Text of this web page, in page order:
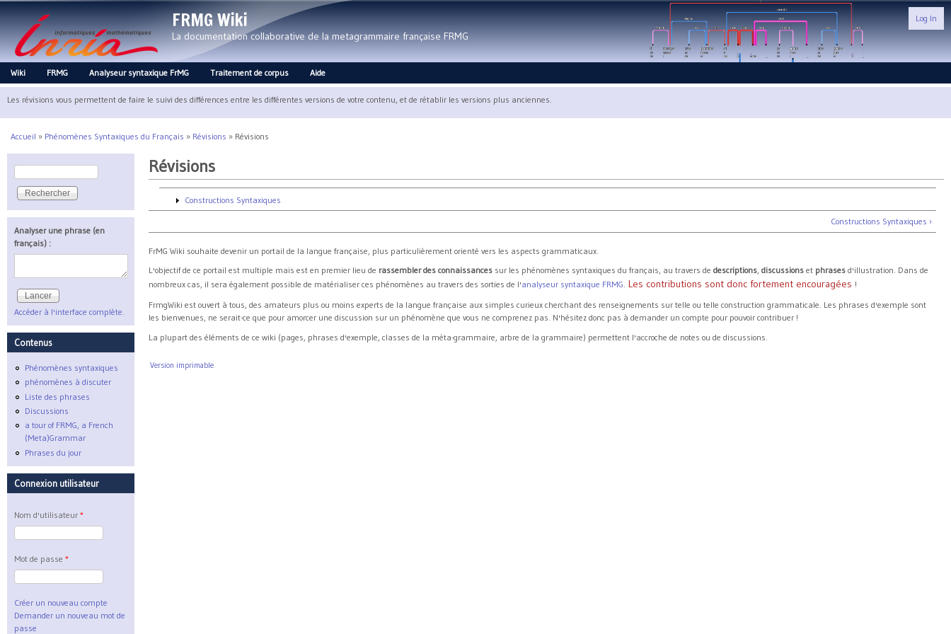
FRMG Wiki
La documentation collaborative de la metagrammaire française FRMG
Log In
Main menu
Wiki FRMG Analyseur syntaxique FrMG Traitement de corpus Aide
Les révisions vous permettent de faire le suivi des différences entre les différentes versions de votre contenu, et de rétablir les versions plus anciennes.
Vous êtes ici
Accueil » Phénomènes Syntaxiques du Français » Révisions » Révisions
Révisions
Constructions Syntaxiques
Constructions Syntaxiques ›
FrMG Wiki souhaite devenir un portail de la langue française, plus particulièrement orienté vers les aspects grammaticaux.
L'objectif de ce portail est multiple mais est en premier lieu de rassembler des connaissances sur les phénomènes syntaxiques du français, au travers de descriptions, discussions et phrases d'illustration. Dans de
nombreux cas, il sera également possible de matérialiser ces phénomènes au travers des sorties de l'analyseur syntaxique FRMG. Les contributions sont donc fortement encouragées !
FrmgWiki est ouvert à tous, des amateurs plus ou moins experts de la langue française aux simples curieux cherchant des renseignements sur telle ou telle construction grammaticale. Les phrases d'exemple sont
les bienvenues, ne serait-ce que pour amorcer une discussion sur un phénomène que vous ne comprenez pas. N'hésitez donc pas à demander un compte pour pouvoir contribuer !
La plupart des éléments de ce wiki (pages, phrases d'exemple, classes de la méta-grammaire, arbre de la grammaire) permettent l'accroche de notes ou de discussions.
Version imprimable
Formulaire de recherche
Rechercher
Analyser une phrase (en
français) :
Accéder à l'interface complète.
Contenus
Phénomènes syntaxiques
phénomènes à discuter
Liste des phrases
Discussions
a tour of FRMG, a French
(Meta)Grammar
Phrases du jour
Connexion utilisateur
Nom d'utilisateur *
Mot de passe *
Créer un nouveau compte
Demander un nouveau mot de
passe